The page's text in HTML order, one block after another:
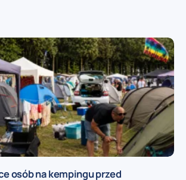
osób na kempingu przed